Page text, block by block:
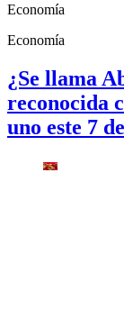
Economía
Economía
¿Se llama
reconocida
uno este 7